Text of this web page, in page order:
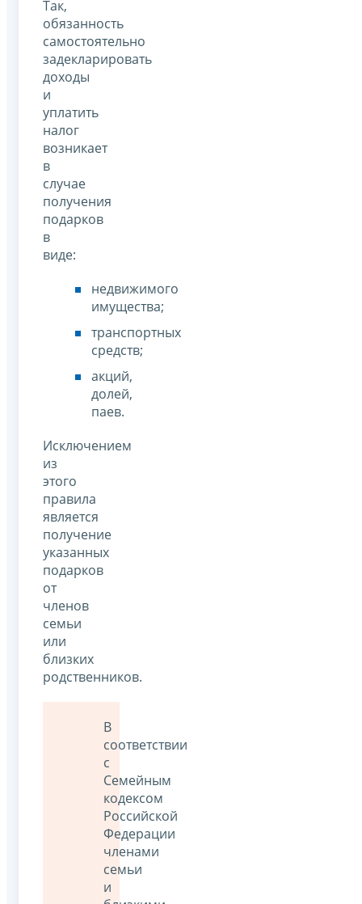
Так,
обязанность
самостоятельно
задекларировать
доходы
и
уплатить
налог
возникает
в
случае
получения
подарков
в
виде:
недвижимого
имущества;
транспортных
средств;
акций,
долей,
паев.
Исключением
из
этого
правила
является
получение
указанных
подарков
от
членов
семьи
или
близких
родственников.
В
соответствии
с
Семейным
кодексом
Российской
Федерации
членами
семьи
и